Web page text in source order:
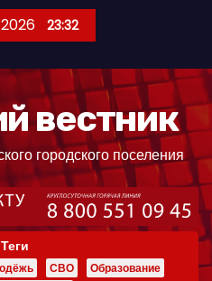
23:32
вестник
городского поселения
Теги
СВО
Образование